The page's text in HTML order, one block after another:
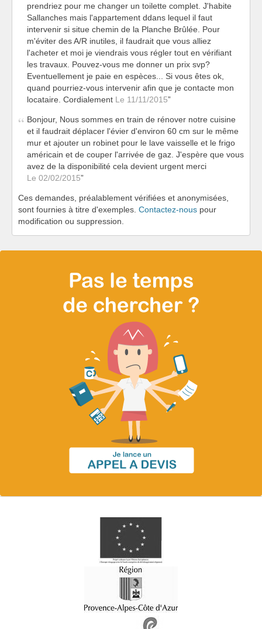
prendriez pour me changer un toilette complet. J'habite
Sallanches mais l'appartement ddans lequel il faut
intervenir si situe chemin de la Planche Brûlée. Pour
m'éviter des A/R inutiles, il faudrait que vous alliez
l'acheter et moi je viendrais vous régler tout en vérifiant
les travaux. Pouvez-vous me donner un prix svp?
Eventuellement je paie en espèces... Si vous êtes ok,
quand pourriez-vous intervenir afin que je contacte mon
locataire. Cordialement Le 11/11/2015
Bonjour, Nous sommes en train de rénover notre cuisine
et il faudrait déplacer l'évier d'environ 60 cm sur le même
mur et ajouter un robinet pour le lave vaisselle et le frigo
américain et de couper l'arrivée de gaz. J'espère que vous
avez de la disponibilité cela devient urgent merci
Le 02/02/2015
Ces demandes, préalablement vérifiées et anonymisées,
sont fournies à titre d'exemples. Contactez-nous pour
modification ou suppression.